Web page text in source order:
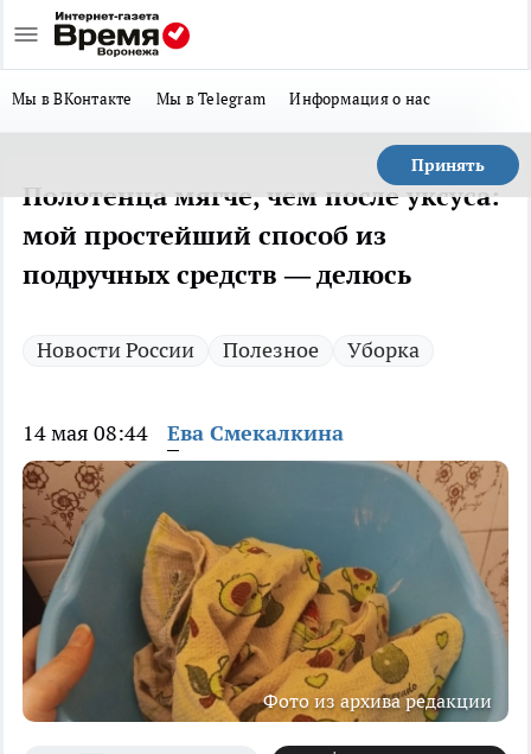
Мы в ВКонтакте Мы в Telegram Информация о нас
Принять
Полотенца мягче, чем после уксуса:
мой простейший способ из
подручных средств — делюсь
Новости России Полезное Уборка
14 мая 08:44 Ева Смекалкина
Фото из архива редакции